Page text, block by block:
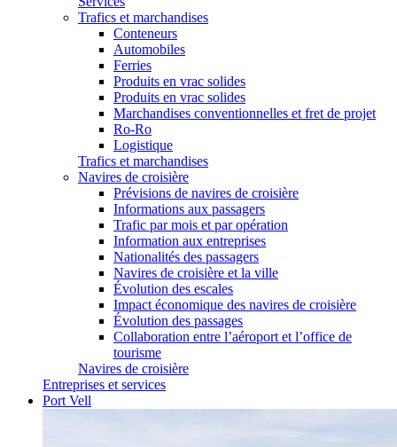
Trafics et marchandises
Conteneurs
Automobiles
Ferries
Produits en vrac solides
Produits en vrac solides
Marchandises conventionnelles et fret de projet
Ro-Ro
Logistique
Trafics et marchandises
Navires de croisière
Prévisions de navires de croisière
Informations aux passagers
Trafic par mois et par opération
Information aux entreprises
Nationalités des passagers
Navires de croisière et la ville
Évolution des escales
Impact économique des navires de croisière
Évolution des passages
Collaboration entre l’aéroport et l’office de
tourisme
Navires de croisière
Entreprises et services
Port Vell